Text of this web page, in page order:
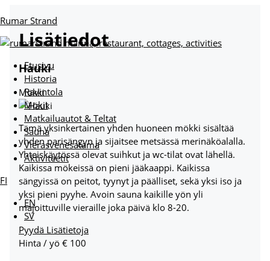
sisältöön
Rumar Strand
Etusivu
Historia
Ravintola
Mökit
Matkailuautot & Teltat
Sauna
Vierasvenesatama
Aktiviteetit
FI
EN
SV
Lisätiedot
Hauki
Mökki
Tämä yksinkertainen yhden huoneen mökki sisältää
yhden parisängyn ja sijaitsee metsässä merinäköalalla.
Yhteiskäytössä olevat suihkut ja wc-tilat ovat lähellä.
Kaikissa mökeissä on pieni jääkaappi. Kaikissa
sängyissä on peitot, tyynyt ja päälliset, sekä yksi iso ja
yksi pieni pyyhe. Avoin sauna kaikille yön yli
majoittuville vieraille joka päivä klo 8-20.
Pyydä Lisätietoja
Hinta / yö € 100